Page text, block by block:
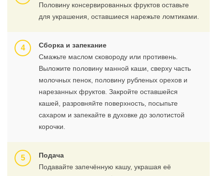
Половину консервированных фруктов оставьте
для украшения, оставшиеся нарежьте ломтиками.
Сборка и запекание
Смажьте маслом сковороду или противень.
Выложите половину манной каши, сверху часть
молочных пенок, половину рубленых орехов и
нарезанных фруктов. Закройте оставшейся
кашей, разровняйте поверхность, посыпьте
сахаром и запекайте в духовке до золотистой
корочки.
Подача
Подавайте запечённую кашу, украшая её